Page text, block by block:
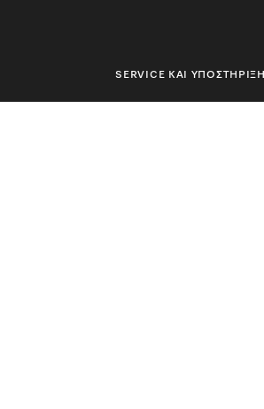
SERVICE ΚΑΙ ΥΠΟΣΤΉΡΙΞΗ